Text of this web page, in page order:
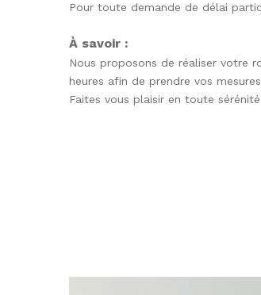
Pour toute demande de délai
À savoir :
Nous proposons de réaliser votre
heures afin de prendre vos
Faites vous plaisir en toute